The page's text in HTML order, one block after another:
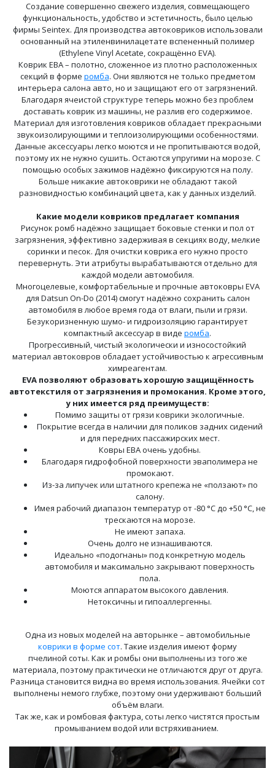
Создание совершенно свежего изделия, совмещающего
функциональность, удобство и эстетичность, было целью
фирмы Seintex. Для производства автоковриков использовали
основанный на этиленвинилацетате вспененный полимер
(Ethylene Vinyl Acetate, сокращённо EVA).
Коврик ЕВА – полотно, сложенное из плотно расположенных
секций в форме ромба. Они являются не только предметом
интерьера салона авто, но и защищают его от загрязнений.
Благодаря ячеистой структуре теперь можно без проблем
доставать коврик из машины, не разлив его содержимое.
Материал для изготовления ковриков обладает прекрасными
звукоизолирующими и теплоизолирующими особенностями.
Данные аксессуары легко моются и не пропитываются водой,
поэтому их не нужно сушить. Остаются упругими на морозе. С
помощью особых зажимов надёжно фиксируются на полу.
Больше никакие автоковрики не обладают такой
разновидностью комбинаций цвета, как у данных изделий.
Какие модели ковриков предлагает компания
Рисунок ромб надёжно защищает боковые стенки и пол от
загрязнения, эффективно задерживая в секциях воду, мелкие
соринки и песок. Для очистки коврика его нужно просто
перевернуть. Эти атрибуты вырабатываются отдельно для
каждой модели автомобиля.
Многоцелевые, комфортабельные и прочные автоковры EVA
для Datsun On-Do (2014) смогут надёжно сохранить салон
автомобиля в любое время года от влаги, пыли и грязи.
Безукоризненную шумо- и гидроизоляцию гарантирует
компактный аксессуар в виде ромба.
Прогрессивный, чистый экологически и износостойкий
материал автоковров обладает устойчивостью к агрессивным
химреагентам.
EVA позволяют образовать хорошую защищённость
автотекстиля от загрязнения и промокания. Кроме этого,
у них имеется ряд преимуществ:
Помимо защиты от грязи коврики экологичные.
Покрытие всегда в наличии для поликов задних сидений
и для передних пассажирских мест.
Ковры ЕВА очень удобны.
Благодаря гидрофобной поверхности эваполимера не
промокают.
Из-за липучек или штатного крепежа не «ползают» по
салону.
Имея рабочий диапазон температур от -80 °С до +50 °С, не
трескаются на морозе.
Не имеют запаха.
Очень долго не изнашиваются.
Идеально «подогнаны» под конкретную модель
автомобиля и максимально закрывают поверхность
пола.
Моются аппаратом высокого давления.
Нетоксичны и гипоаллергенны.
Одна из новых моделей на авторынке – автомобильные
коврики в форме сот. Такие изделия имеют форму
пчелиной соты. Как и ромбы они выполнены из того же
материала, поэтому практически не отличаются друг от друга.
Разница становится видна во время использования. Ячейки сот
выполнены немого глубже, поэтому они удерживают больший
объём влаги.
Так же, как и ромбовая фактура, соты легко чистятся простым
промыванием водой или встряхиванием.